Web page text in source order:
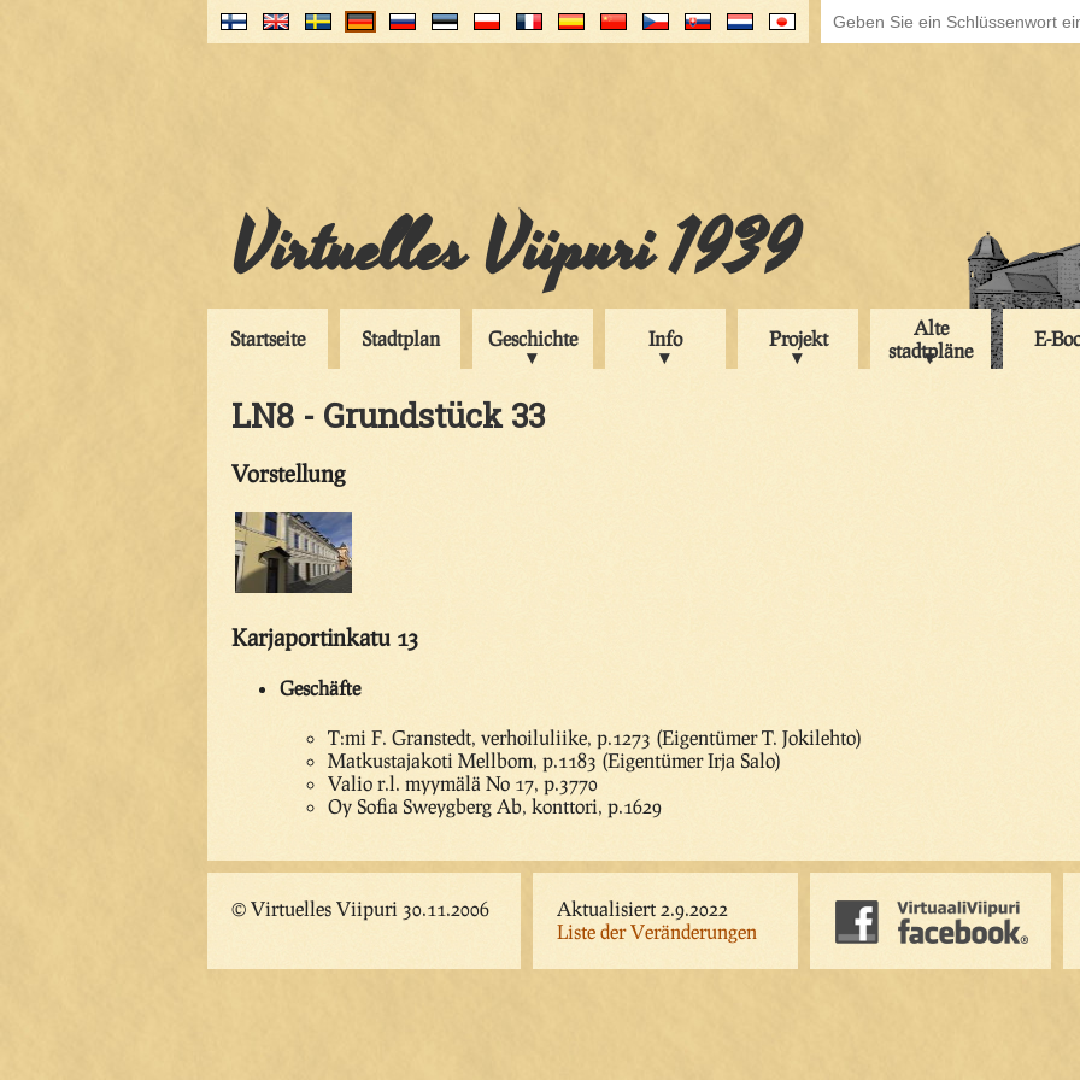
Virtuelles Viipuri 1939
Startseite Stadtplan Geschichte Info Projekt
Alte
stadtpläne
E-
LN8 - Grundstück 33
Vorstellung
Karjaportinkatu 13
Geschäfte
T:mi F. Granstedt, verhoiluliike, p.1273 (Eigentümer T. Jokilehto)
Matkustajakoti Mellbom, p.1183 (Eigentümer Irja Salo)
Valio r.l. myymälä No 17, p.3770
Oy Sofia Sweygberg Ab, konttori, p.1629
© Virtuelles Viipuri 30.11.2006
Aktualisiert 2.9.2022
Liste der Veränderungen